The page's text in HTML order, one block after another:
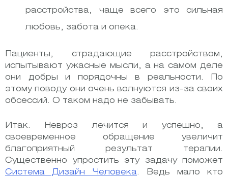
расстройства, чаще всего это сильная
любовь, забота и опека.
Пациенты, страдающие расстройством,
испытывают ужасные мысли, а на самом деле
они добры и порядочны в реальности. По
этому поводу они очень волнуются из-за своих
обсессий. О таком надо не забывать.
Итак. Невроз лечится и успешно, а
своевременное обращение увеличит
благоприятный результат терапии.
Существенно упростить эту задачу поможет
Система Дизайн Человека . Ведь мало кто